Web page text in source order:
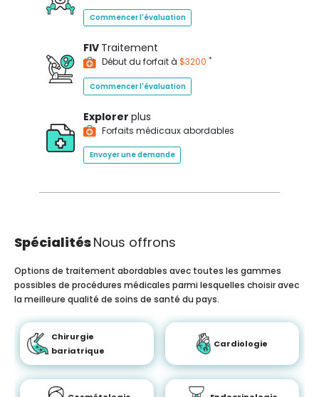
Commencer l'évaluation
FIV Traitement
Début du forfait à $3200 *
Commencer l'évaluation
Explorer plus
Forfaits médicaux abordables
Envoyer une demande
SpécialitésNous offrons
Options de traitement abordables avec toutes les gammes
possibles de procédures médicales parmi lesquelles choisir avec
la meilleure qualité de soins de santé du pays.
Chirurgie
bariatrique
Cardiologie